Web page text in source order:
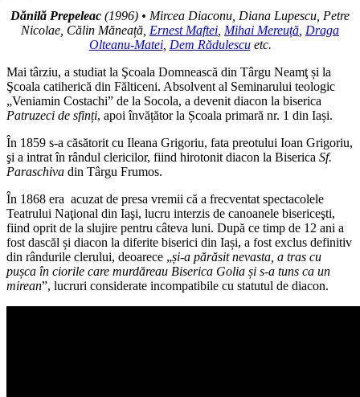
Dănilă Prepeleac (1996) • Mircea Diaconu, Diana Lupescu, Petre
Nicolae, Călin Măneață, Ernest Maftei Mihai Mereuță Draga
Olteanu-Matei, Dem Rădulescuetc.
Mai târziu, a studiat la Şcoala Domnească din Târgu Neamţ și la
Şcoala catiherică din Fălticeni. Absolvent al Seminarului teologic
„Veniamin Costachi” de la Socola, a devenit diacon la biserica
Patruzeci de sfinți, apoi învățător la Școala primară nr. 1 din Iași.
În 1859 s-a căsătorit cu Ileana Grigoriu, fata preotului Ioan Grigoriu,
şi a intrat în rândul clericilor, fiind hirotonit diacon la Biserica Sf.
Paraschiva din Târgu Frumos.
În 1868 era acuzat de presa vremii că a frecventat spectacolele
Teatrului Naţional din Iaşi, lucru interzis de canoanele bisericeşti,
fiind oprit de la slujire pentru câteva luni. După ce timp de 12 ani a
fost dascăl și diacon la diferite biserici din Iași, a fost exclus definitiv
din rândurile clerului, deoarece „și-a părăsit nevasta, a tras cu
pușca în ciorile care murdăreau Biserica Golia și s-a tuns ca un
mirean”, lucruri considerate incompatibile cu statutul de diacon.